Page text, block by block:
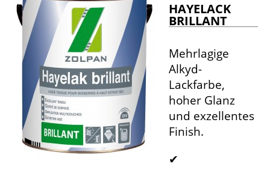
HAYELACK
BRILLANT
Mehrlagige
Alkyd-
Lackfarbe,
hoher Glanz
und exzellentes
Finish.
✔